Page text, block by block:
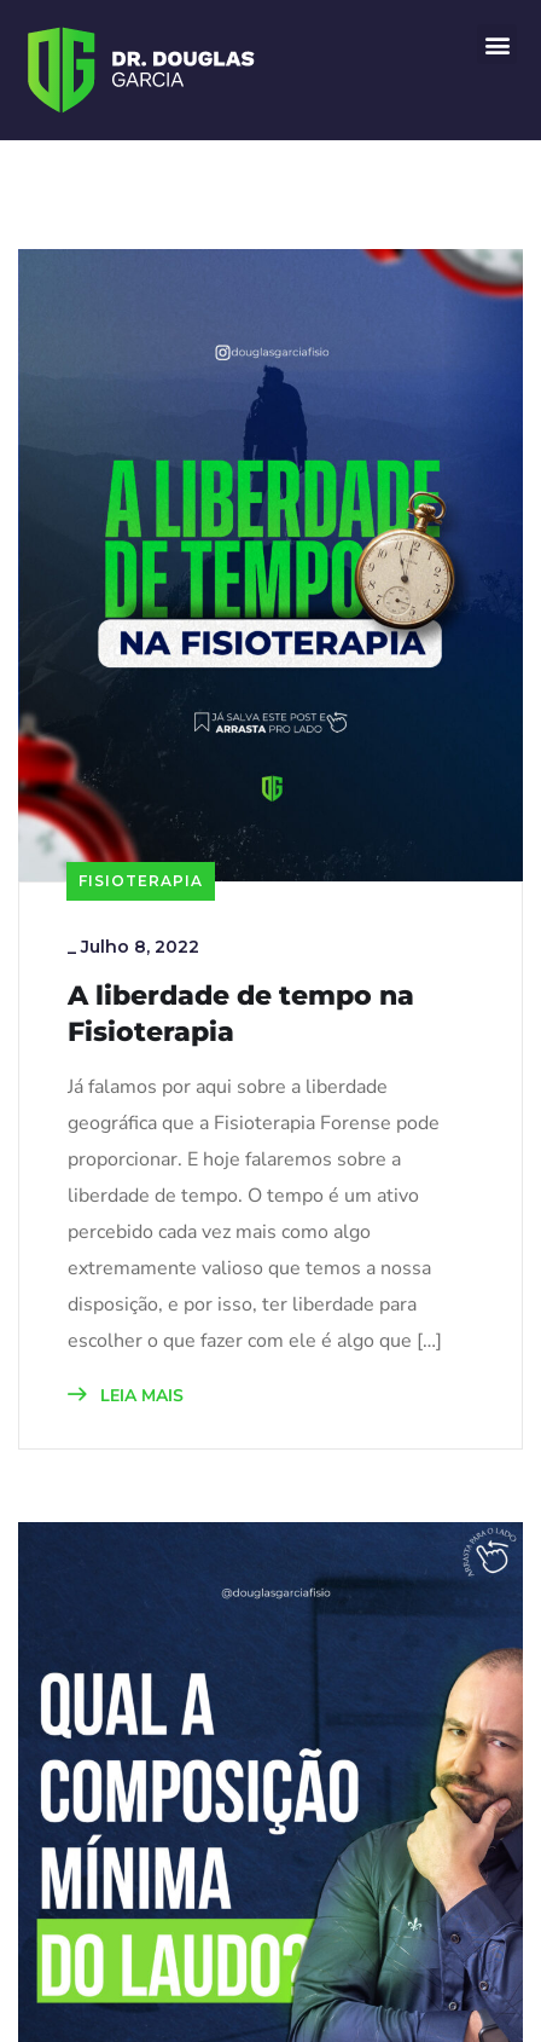
FISIOTERAPIA
_Julho 8, 2022
A liberdade de tempo na
Fisioterapia
Já falamos por aqui sobre a liberdade
geográfica que a Fisioterapia Forense pode
proporcionar. E hoje falaremos sobre a
liberdade de tempo. O tempo é um ativo
percebido cada vez mais como algo
extremamente valioso que temos a nossa
disposição, e por isso, ter liberdade para
escolher o que fazer com ele é algo que […]
LEIA MAIS